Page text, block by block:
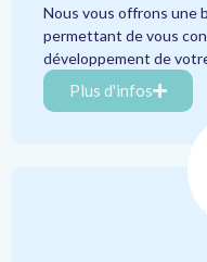
Nous vous offrons une
permettant de vous
développement de
Plus d'infos